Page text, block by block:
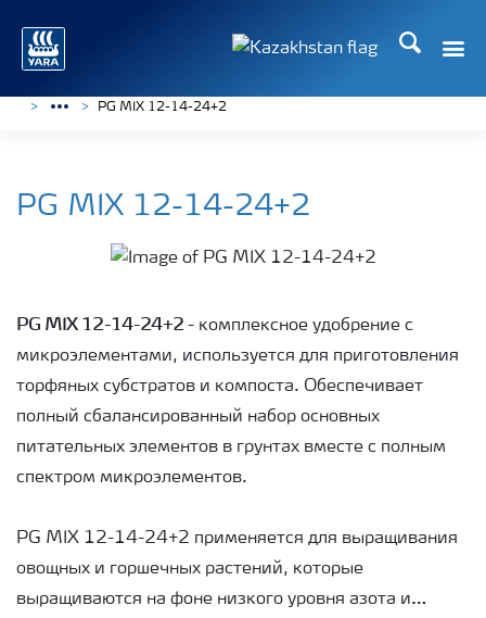
Поиск
PG MIX 12-14-24+2
PG MIX 12-14-24+2
PG MIX 12-14-24+2- комплексное удобрение c
микроэлементами, используется для приготовления
торфяных субстратов и компоста. Обеспечивает
полный сбалансированный набор основных
питательных элементов в грунтах вместе с полным
спектром микроэлементов.
PG MIX 12-14-24+2 применяется для выращивания
овощных и горшечных растений, которые
выращиваются на фоне низкого уровня азота и